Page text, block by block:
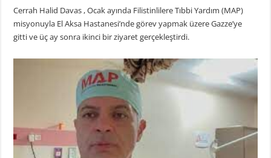
Cerrah Halid Davas , Ocak ayında Filistinlilere Tıbbi Yardım (MAP)
misyonuyla El Aksa Hastanesi’nde görev yapmak üzere Gazze’ye
gitti ve üç ay sonra ikinci bir ziyaret gerçekleştirdi.